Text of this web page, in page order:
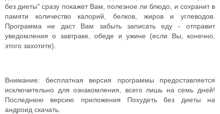
без диеты" сразу покажет Вам, полезное ли блюдо, и сохранит в
памяти количество калорий, белков, жиров и углеводов.
Программа не даст Вам забыть записать еду - отправит
уведомления о завтраке, обеде и ужине (если Вы, конечно,
этого захотите).
Внимание: бесплатная версия программы предоставляется
исключительно для ознакомления, всего лишь на семь дней!
Последнюю версию приложения Похудеть без диеты на
андроид скачать.